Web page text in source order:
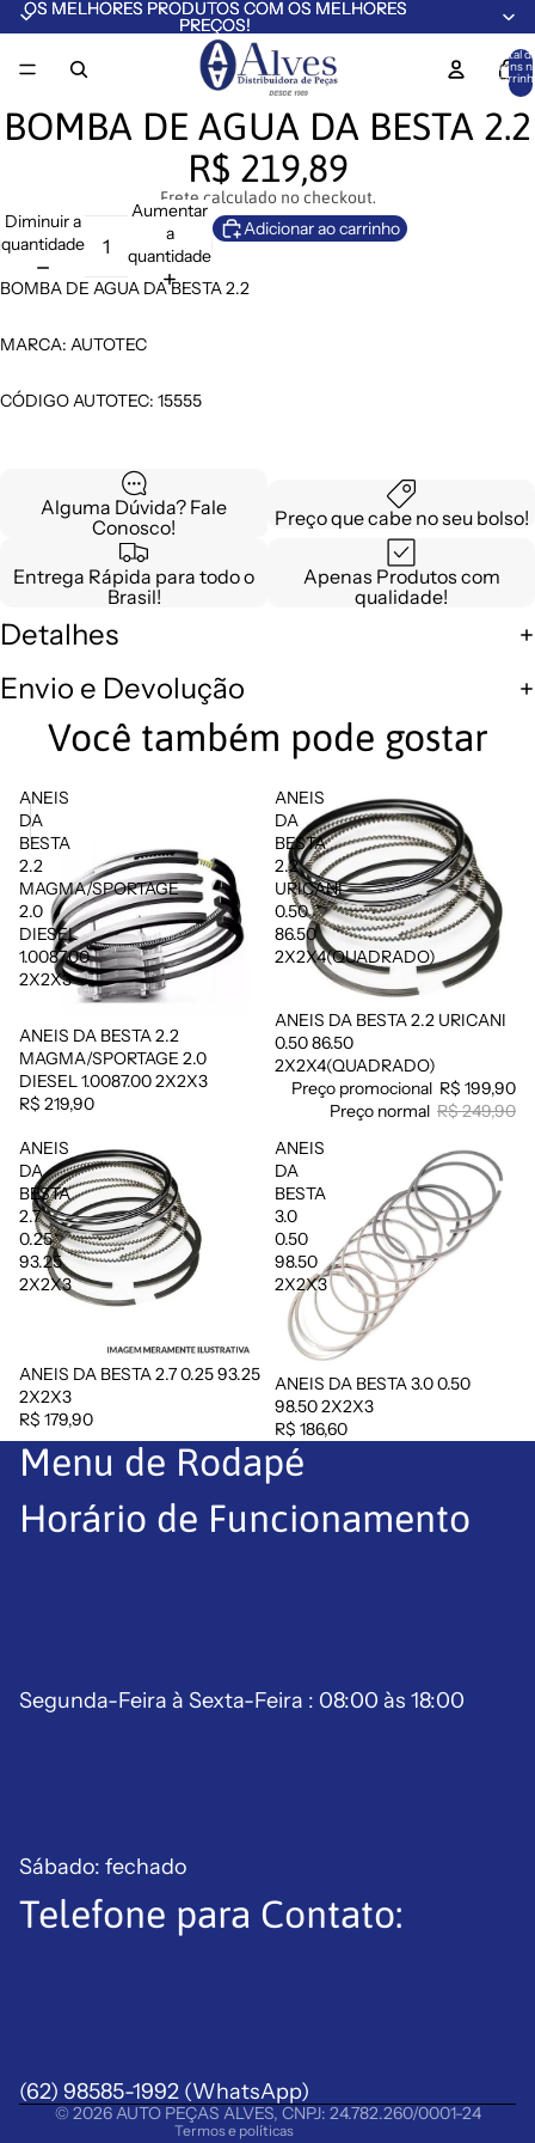
OS MELHORES PRODUTOS COM OS MELHORES
PREÇOS!
OS MELHORES PRODUTOS COM OS MELHORES
PREÇOS!
Total
itens
BOMBA DE AGUA DA BESTA 2.2
R$ 219,89
Frete calculado no checkout.
Diminuir a
quantidade
Aumentar
a
quantidade
Adicionar ao carrinho
BOMBA DE AGUA DA BESTA 2.2
MARCA: AUTOTEC
CÓDIGO AUTOTEC: 15555
Alguma Dúvida? Fale
Conosco!
Preço que cabe no seu bolso!
Entrega Rápida para todo o
Brasil!
Apenas Produtos com
qualidade!
Detalhes
Envio e Devolução
Você também pode gostar
ANEIS
DA
BESTA
2.2
MAGMA/SPORTAGE
2.0
DIESEL
1.0087.00
2X2X3
ANEIS DA BESTA 2.2
MAGMA/SPORTAGE 2.0
DIESEL 1.0087.00 2X2X3
R$ 219,90
ANEIS
DA
BESTA
2.2
URICANI
0.50
86.50
2X2X4(QUADRADO)
Promoção
ANEIS DA BESTA 2.2 URICANI
0.50 86.50
2X2X4(QUADRADO)
Preço promocional R$ 199,90
Preço normal R$ 249,90
ANEIS
DA
BESTA
2.7
0.25
93.25
2X2X3
ANEIS DA BESTA 2.7 0.25 93.25
2X2X3
R$ 179,90
ANEIS
DA
BESTA
3.0
0.50
98.50
2X2X3
Esgotado
ANEIS DA BESTA 3.0 0.50
98.50 2X2X3
R$ 186,60
Menu de Rodapé
Horário de Funcionamento
Segunda-Feira à Sexta-Feira : 08:00 às 18:00
Sábado: fechado
Telefone para Contato:
(62) 98585-1992 (WhatsApp)
© 2026AUTO PEÇAS ALVES, CNPJ: 24.782.260/0001-24
Termos e políticas
Aviso legal